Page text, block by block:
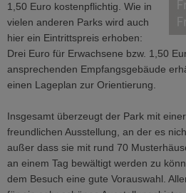
1,50 Euro kostenpflichtig. Wie in
vielen anderen Parks wird auch
hier ein Eintrittspreis erhoben:
Drei Euro für Erwachsene bzw. 1,50
ansprechenden Empfangsgebäude
einen Lageplan zur Orientierung.
Insgesamt überzeugt der Park mit
freundlichen Ausstellung, an der es
außer dass sie mit rund 70
an einem Tag bewältigt werden zu
dem Besuch eine gute Vorauswahl.